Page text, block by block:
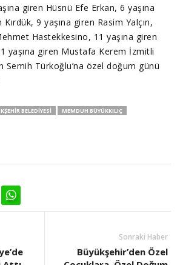
giren Hüsnü Efe Erkan, 6 yaşına
9 yaşına giren Rasim Yalçın,
Hastekkesino, 11 yaşına giren
yaşına giren Mustafa Kerem İzmitli
Semih Türkoğlu’na özel doğum günü
BELEDIYESI
MEMDUH BÜYÜKKILIÇ
Sonraki Haber
Büyükşehir’den Özel